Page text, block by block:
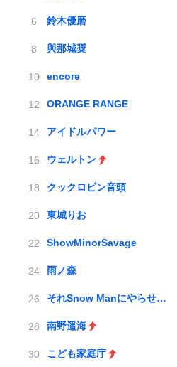
鈴木優磨
與那城奨
encore
ORANGE RANGE
アイドルパワー
ウェルトン
クックロビン音頭
東城りお
ShowMinorSavage
雨ノ森
それSnow Manにやらせて下さい
南野遥海
こども家庭庁